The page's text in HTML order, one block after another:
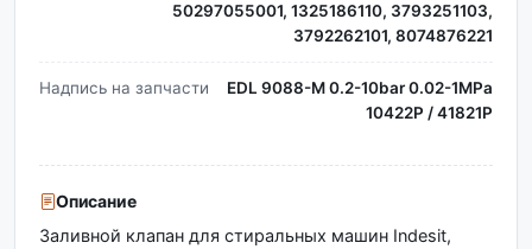
50297055001, 1325186110, 3793251103,
3792262101, 8074876221
Надпись на запчасти
EDL 9088-M 0.2-10bar 0.02-1MPa
10422P / 41821P
Описание
Заливной клапан для стиральных машин Indesit,